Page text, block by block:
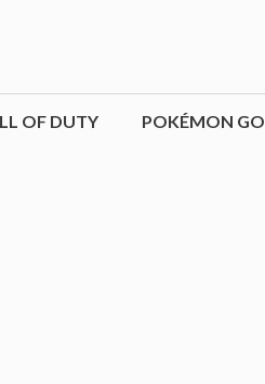
OF DUTY POKÉMON GO